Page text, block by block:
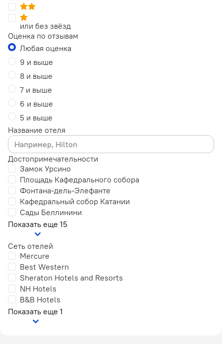
или без звёзд
Оценка по отзывам
Любая оценка
9 и выше
8 и выше
7 и выше
6 и выше
5 и выше
Название отеля
Достопримечательности
Замок Урсино
Площадь Кафедрального собора
Фонтана-дель-Элефанте
Кафедральный собор Катании
Сады Беллинини
Показать еще 15
Сеть отелей
Mercure
Best Western
Sheraton Hotels and Resorts
NH Hotels
B&B Hotels
Показать еще 1